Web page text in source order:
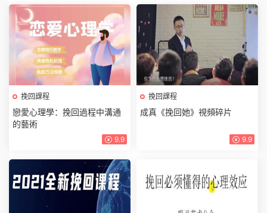
挽回課程
戀愛心理學：挽回過程中溝通
的藝術
9.9
挽回課程
成真《挽回她》視頻碎片
9.9